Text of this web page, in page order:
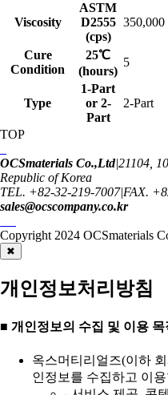
Viscosity
ASTM
D2555
(cps)
350,000
Cure
Condition
25℃
(hours)
5
Type
1-Part
or 2-
Part
2-Part
TOP
OCSmaterials Co.,Ltd|21104,
Republic of Korea
TEL. +82-32-219-7007|FAX.
sales@ocscompany.co.kr
Copyright 2024 OCSmaterials
✖
개인정보처리방침
■ 개인정보의 수집 및 이용 목
옥스머티리얼즈(이하
인정보를 수집하고 이